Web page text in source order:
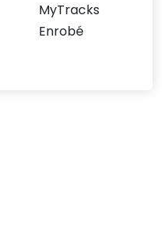
MyTracks
Enrobé